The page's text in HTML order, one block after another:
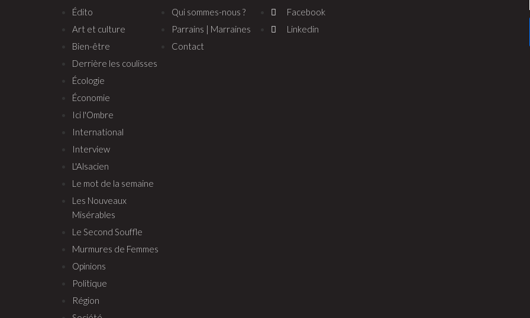
Édito
Art et culture
Bien-être
Derrière les coulisses
Écologie
Économie
Ici l'Ombre
International
Interview
L'Alsacien
Le mot de la semaine
Les Nouveaux
Misérables
Le Second Souffle
Murmures de Femmes
Opinions
Politique
Région
Qui sommes-nous ?
Parrains | Marraines
Contact
Facebook
Linkedin